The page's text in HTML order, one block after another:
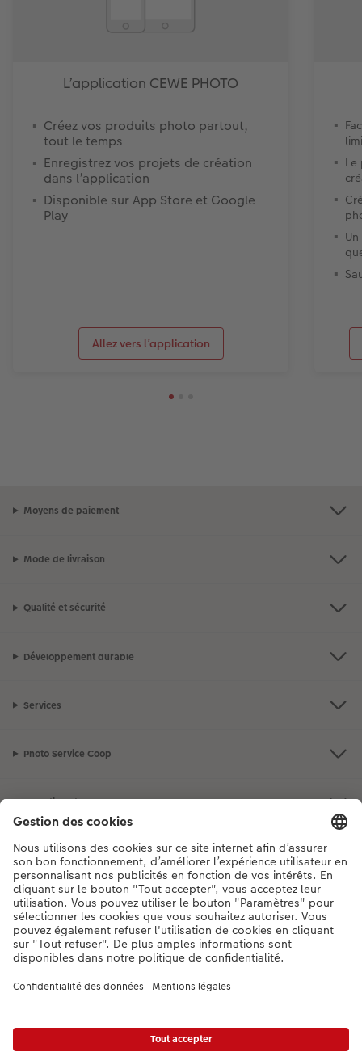
L’application CEWE PHOTO
Créez vos produits photo partout,
tout le temps
Enregistrez vos projets de création
dans l’application
Disponible sur App Store et Google
Play
Allez vers l’application
Le
Moyens de paiement
Mode de livraison
Qualité et sécurité
Développement durable
Services
Photo Service Coop
Assortiment
Notre sélection
Si vous avez des questions concernant nos produits ou votre commande,
n'hésitez pas à nous contacter du lundi au dimanche, de 9h00 à 20h00
(hors jours fériés), au numéro de téléphone 044 499 10 37• 7j/7 • de 9h à
20h
DE|FR |IT
* Les prix s’entendent TVA comprise, frais de traitement et/ou d’envoi en sus,